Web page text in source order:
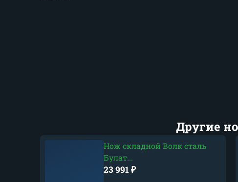
Другие
Нож складной Волк сталь
Булат...
23 991₽